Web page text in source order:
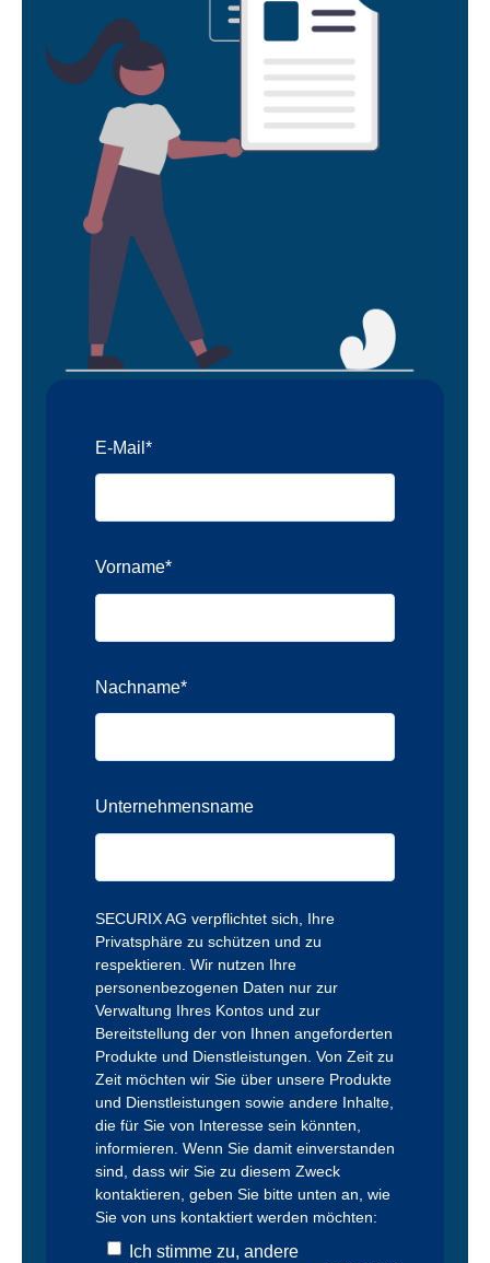
E-Mail *
Vorname*
Nachname*
Unternehmensname
SECURIX AG verpflichtet sich, Ihre
Privatsphäre zu schützen und zu
respektieren. Wir nutzen Ihre
personenbezogenen Daten nur zur
Verwaltung Ihres Kontos und zur
Bereitstellung der von Ihnen angeforderten
Produkte und Dienstleistungen. Von Zeit zu
Zeit möchten wir Sie über unsere Produkte
und Dienstleistungen sowie andere Inhalte,
die für Sie von Interesse sein könnten,
informieren. Wenn Sie damit einverstanden
sind, dass wir Sie zu diesem Zweck
kontaktieren, geben Sie bitte unten an, wie
Sie von uns kontaktiert werden möchten:
Ich stimme zu, andere